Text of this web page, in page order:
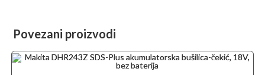
Povezani proizvodi